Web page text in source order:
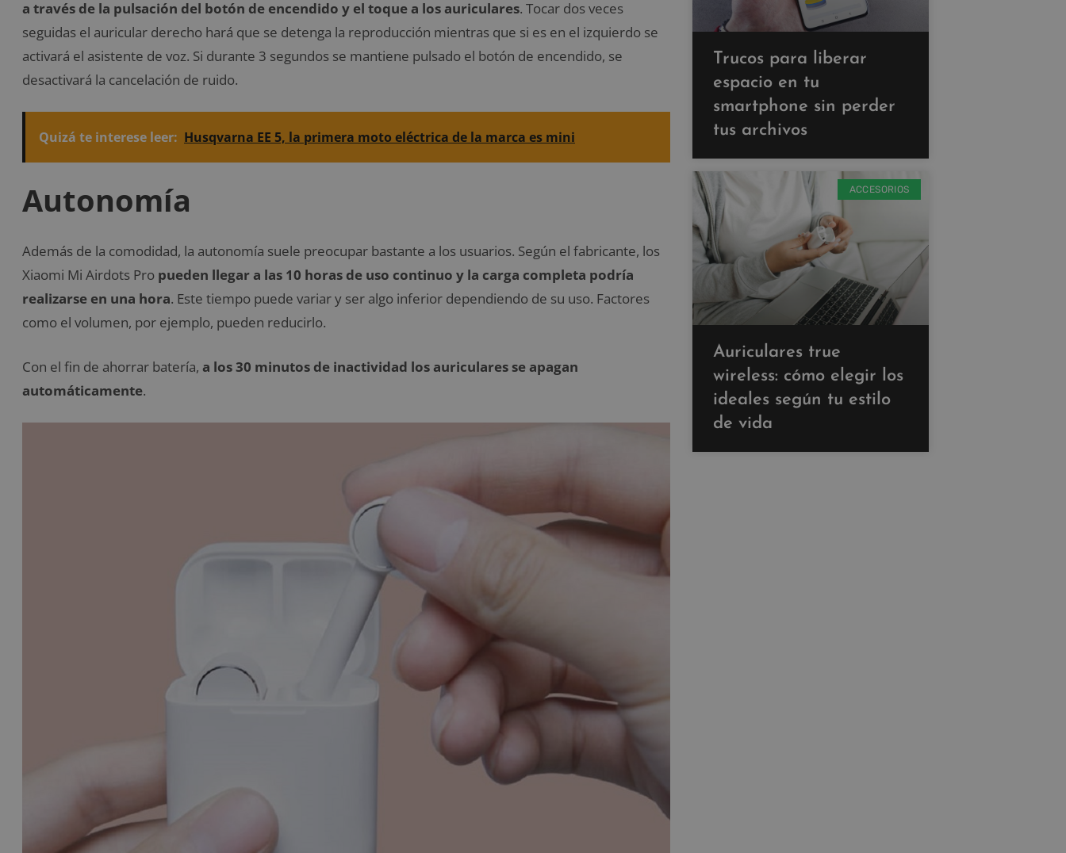
a través de la pulsación del botón de encendido y el toque a los auriculares. Tocar dos veces
seguidas el auricular derecho hará que se detenga la reproducción mientras que si es en el izquierdo se
activará el asistente de voz. Si durante 3 segundos se mantiene pulsado el botón de encendido, se
desactivará la cancelación de ruido.
Quizá te interese leer: Husqvarna EE 5, la primera moto eléctrica de la marca es mini
Autonomía
Además de la comodidad, la autonomía suele preocupar bastante a los usuarios. Según el fabricante, los
Xiaomi Mi Airdots Pro pueden llegar a las 10 horas de uso continuo y la carga completa podría
realizarse en una hora. Este tiempo puede variar y ser algo inferior dependiendo de su uso. Factores
como el volumen, por ejemplo, pueden reducirlo.
Con el fin de ahorrar batería, a los 30 minutos de inactividad los auriculares se apagan
automáticamente.
Trucos para liberar
espacio en tu
smartphone sin perder
tus archivos
ACCESORIOS
Auriculares true
wireless: cómo elegir los
ideales según tu estilo
de vida